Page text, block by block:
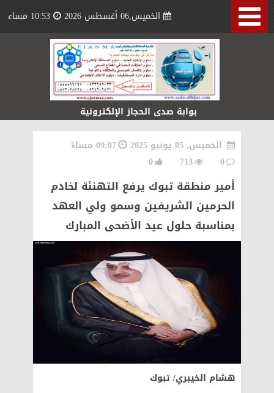
الخميس,06 أغسطس 2026 10:53 مساء
بوابة صدى الحجاز الإلكترونية
الخميس, 05 يونيو 2025
09:07 مساءً
0
713
0
أمير منطقة تبوك يرفع التهنئة لخادم
الحرمين الشريفين وسمو ولي العهد
بمناسبة حلول عيد الأضحى المبارك ‏
هشام الخيبري/ تبوك